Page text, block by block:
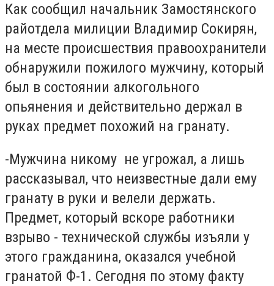
Как сообщил начальник Замостянского
райотдела милиции Владимир Сокирян,
на месте происшествия правоохранители
обнаружили пожилого мужчину, который
был в состоянии алкогольного
опьянения и действительно держал в
руках предмет похожий на гранату.
-Мужчина никому не угрожал, а лишь
рассказывал, что неизвестные дали ему
гранату в руки и велели держать.
Предмет, который вскоре работники
взрыво - технической службы изъяли у
этого гражданина, оказался учебной
гранатой Ф-1. Сегодня по этому факту